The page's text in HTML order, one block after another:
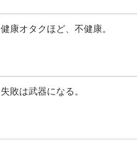
健康オタクほど、不健康。
失敗は武器になる。